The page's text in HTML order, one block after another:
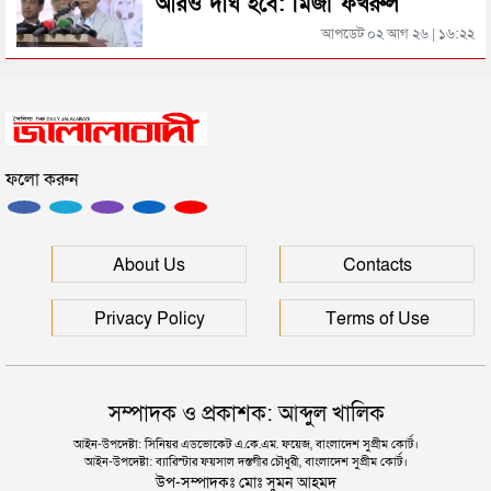
সিলেটের জোড়া ব্রিজের পাশ থেকে আটক ফরহাদ- বাদশা
প্রধানমন্ত্রী
সিলেটে আরও দুইজনের মৃত্যু, হাসপাতালে ৩ শতাধিক
আপডেট ০২ আগ ২৬ | ১৬:২২
ফলো করুন
About Us Contacts
Privacy Policy Terms of Use
সম্পাদক ও প্রকাশক: আব্দুল খালিক
আইন-উপদেষ্টা: সিনিয়র এডভোকেট এ.কে.এম. ফয়েজ, বাংলাদেশ সুপ্রীম কোর্ট।
আইন-উপদেষ্টা: ব্যারিস্টার ফয়সাল দস্তগীর চৌধুরী, বাংলাদেশ সুপ্রীম কোর্ট।
উপ-সম্পাদকঃ মোঃ সুমন আহমদ